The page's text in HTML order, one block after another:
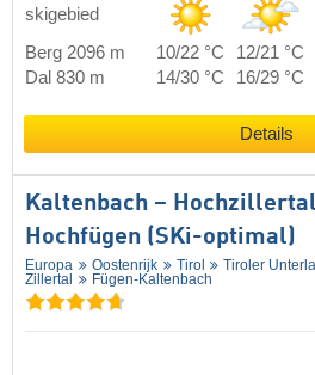
skigebied
Berg 2096 m 10/22 °C 12/21 °C
Dal 830 m
14/30 °C 16/29 °C
Details
Kaltenbach –
Hochfügen (SKi-optimal)
Europa Oostenrijk Tirol Tiroler
Zillertal
Fügen-Kaltenbach